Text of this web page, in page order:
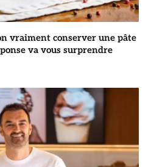
vraiment conserver une pâte
va vous surprendre